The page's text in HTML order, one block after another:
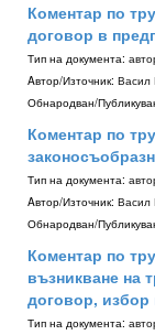
Коментар по
договор в
Тип на документа:
Aвтор/Източник: Васил
Обнародван/
Коментар по
Тип на документа:
Aвтор/Източник: Васил
Обнародван/
Коментар по
възникване на
договор, избор
Тип на документа: